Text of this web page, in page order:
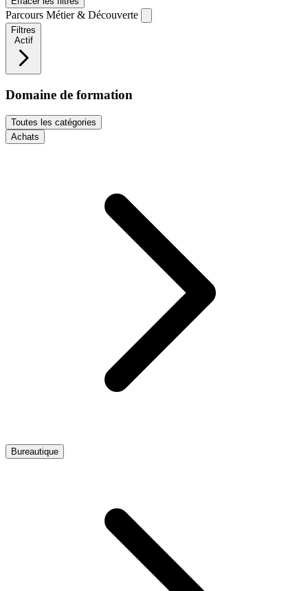
Parcours Métier & Découverte
Filtres
Actif
Domaine de formation
Toutes les catégories
Achats
Bureautique